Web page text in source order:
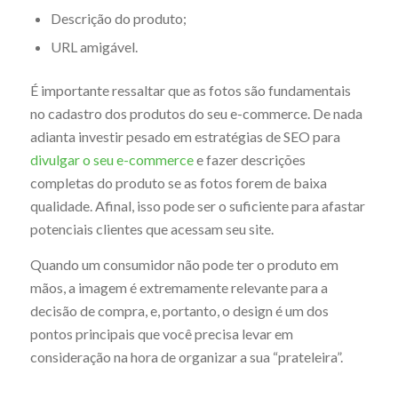
Descrição do produto;
URL amigável.
É importante ressaltar que as fotos são fundamentais
no cadastro dos produtos do seu e-commerce. De nada
adianta investir pesado em estratégias de SEO para
divulgar o seu e-commercee fazer descrições
completas do produto se as fotos forem de baixa
qualidade. Afinal, isso pode ser o suficiente para afastar
potenciais clientes que acessam seu site.
Quando um consumidor não pode ter o produto em
mãos, a imagem é extremamente relevante para a
decisão de compra, e, portanto, o design é um dos
pontos principais que você precisa levar em
consideração na hora de organizar a sua “prateleira”.